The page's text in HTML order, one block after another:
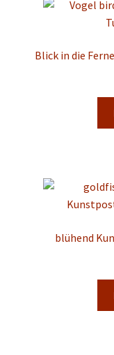
Blick in die
blühend